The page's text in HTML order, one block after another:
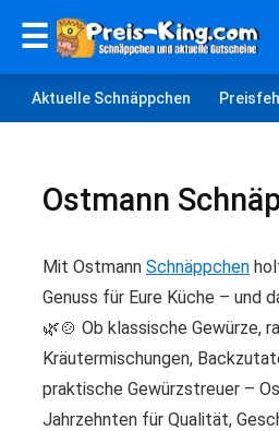
☰
Aktuelle Schnäppchen
Ostmann
Mit Ostmann Schnäppchen
Genuss für Eure Küche – und
🌿🍲 Ob klassische Gewürze,
Kräutermischungen,
praktische Gewürzstreuer –
Jahrzehnten für Qualität,